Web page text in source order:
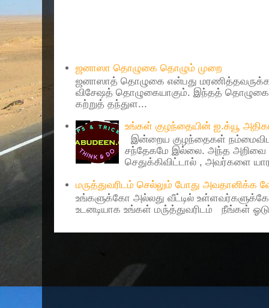
ஜனாஸா தொழுகை தொழும் முறை
ஜனாஸாத் தொழுகை என்பது
விசேஷத் தொழுகையாகும். இந்தத்
கற்றுத் தந்துள...
உங்கள் குழந்தையின் ஐ.க்யூ
இன்றைய குழந்தைகள்
சந்தேகமே இல்லை. அந்த
செதுக்கிவிட்டால் , அவர்களை
மருத்துவரிடம் செல்லும் போது அவதானிக்க
உங்களுக்கோ அல்லது வீட்டில்
உடனடியாக உங்கள் மரு்த்துவரிடம் நீங்கள்